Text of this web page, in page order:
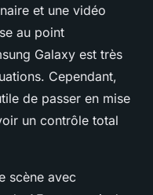
et une vidéo
au point
Galaxy est très
Cependant,
de passer en mise
un contrôle total
scène avec